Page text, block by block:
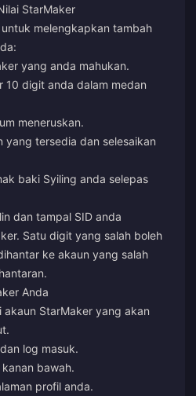
StarMaker
melengkapkan tambah
yang anda mahukan.
10 digit anda dalam medan
meneruskan.
yang tersedia dan selesaikan
baki Syiling anda selepas
dan tampal SID anda
Satu digit yang salah boleh
ke akaun yang salah
Anda
akaun StarMaker yang akan
log masuk.
bawah.
profil anda.